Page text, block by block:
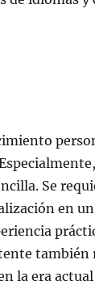
Se
en
también
la era